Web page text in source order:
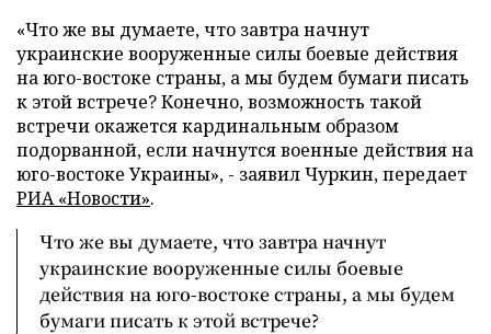
«Что же вы думаете, что завтра начнут
украинские вооруженные силы боевые действия
на юго-востоке страны, а мы будем бумаги писать
к этой встрече? Конечно, возможность такой
встречи окажется кардинальным образом
подорванной, если начнутся военные действия на
юго-востоке Украины», - заявил Чуркин, передает
РИА «Новости».
Что же вы думаете, что завтра начнут
украинские вооруженные силы боевые
действия на юго-востоке страны, а мы будем
бумаги писать к этой встрече?